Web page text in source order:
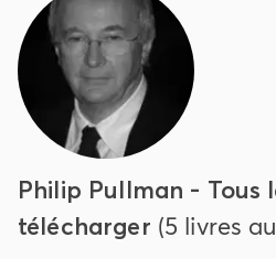
Philip Pullman - Tous
télécharger (5 livres